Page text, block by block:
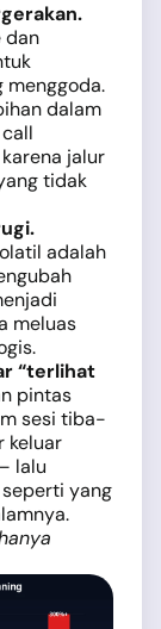
dan
menggoda.
dalam
jalur
tidak
adalah
meluas
“terlihat
pintas
sesi tiba-
keluar
lalu
yang